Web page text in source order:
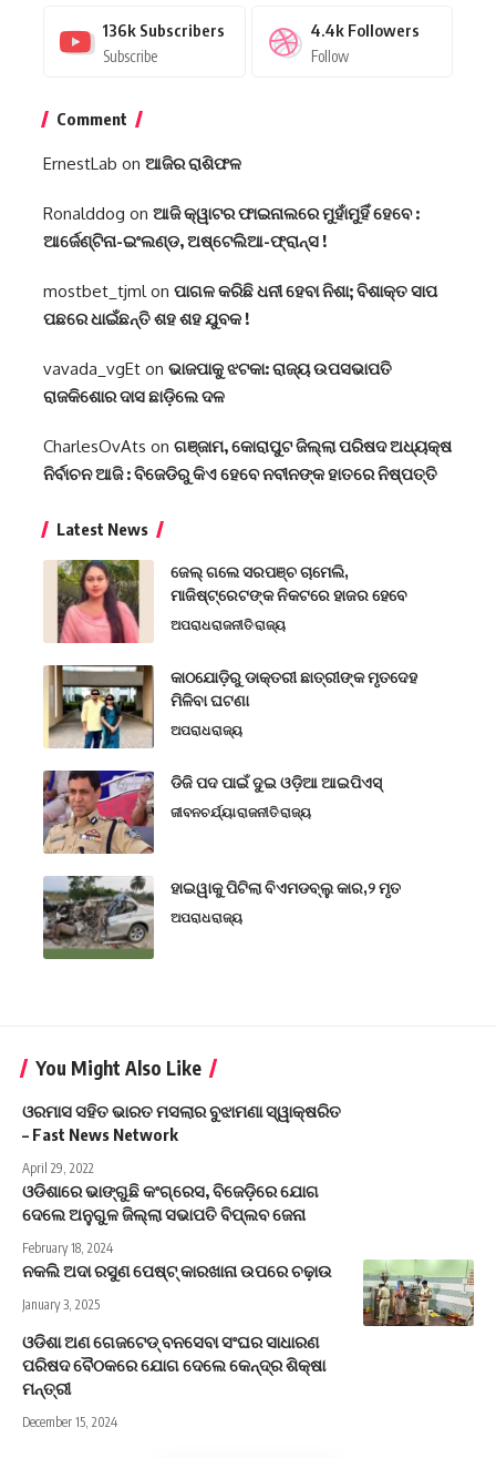
136k Subscribers
Subscribe
4.4k Followers
Follow
Comment
ErnestLab on ଆଜିର ରାଶିଫଳ
Ronalddog on ଆଜି କ୍ୱାଟର ଫାଇନାଲରେ ମୁହାଁମୁହିଁ ହେବେ :
ଆର୍ଜେଣ୍ଟିନା-ଇଂଲଣ୍ଡ, ଅଷ୍ଟେଲିଆ-ଫ୍ରାନ୍ସ !
mostbet_tjmlon ପାଗଳ କରିଛି ଧନୀ ହେବା ନିଶା; ବିଶାକ୍ତ ସାପ
ପଛରେ ଧାଇଁଛନ୍ତି ଶହ ଶହ ଯୁବକ !
vavada_vgEt on ଭାଜପାକୁ ଝଟକା: ରାଜ୍ୟ ଉପସଭାପତି
ରାଜକିଶୋର ଦାସ ଛାଡ଼ିଲେ ଦଳ
CharlesOvAts on ଗଞ୍ଜାମ, କୋରାପୁଟ ଜିଲ୍ଲା ପରିଷଦ ଅଧ୍ୟକ୍ଷ
ନିର୍ବାଚନ ଆଜି : ବିଜେଡିରୁ କିଏ ହେବେ ନବୀନଙ୍କ ହାତରେ ନିଷ୍ପତ୍ତି
Latest News
ଜେଲ୍ ଗଲେ ସରପଞ୍ଚ ଚାମେଲି,
ମାଜିଷ୍ଟ୍ରେଟଙ୍କ ନିକଟରେ ହାଜର ହେବେ
ଅପରାଧରାଜନୀତିରାଜ୍ୟ
କାଠଯୋଡ଼ିରୁ ଡାକ୍ତରୀ ଛାତ୍ରୀଙ୍କ ମୃତଦେହ
ମିଳିବା ଘଟଣା
ଅପରାଧରାଜ୍ୟ
ଡିଜି ପଦ ପାଇଁ ଦୁଇ ଓଡ଼ିଆ ଆଇପିଏସ୍
ଜୀବନଚର୍ଯ୍ୟାରାଜନୀତିରାଜ୍ୟ
ହାଇୱାକୁ ପିଟିଲା ବିଏମଡବ୍ଲୁ କାର,୨ ମୃତ
ଅପରାଧରାଜ୍ୟ
You Might Also Like
ଓରମାସ ସହିତ ଭାରତ ମସଲାର ବୁଝାମଣା ସ୍ୱାକ୍ଷରିତ
– Fast News Network
April 29, 2022
ଓଡିଶାରେ ଭାଙ୍ଗୁଛି କଂଗ୍ରେସ, ବିଜେଡ଼ିରେ ଯୋଗ
ଦେଲେ ଅନୁଗୁଳ ଜିଲ୍ଲା ସଭାପତି ବିପ୍ଲବ ଜେନା
February 18, 2024
ନକଲି ଅଦା ରସୁଣ ପେଷ୍ଟ୍ କାରଖାନା ଉପରେ ଚଢ଼ାଉ
January 3, 2025
ଓଡିଶା ଅଣ ଗେଜଟେଡ୍‌ ବନସେବା ସଂଘର ସାଧାରଣ
ପରିଷଦ ବୈଠକରେ ଯୋଗ ଦେଲେ କେନ୍ଦ୍ର ଶିକ୍ଷା
ମନ୍ତ୍ରୀ
December 15, 2024